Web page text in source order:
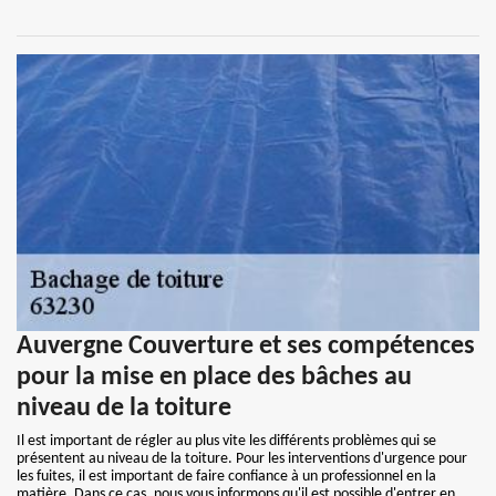
Auvergne Couverture et ses compétences
pour la mise en place des bâches au
niveau de la toiture
Il est important de régler au plus vite les différents problèmes qui se
présentent au niveau de la toiture. Pour les interventions d'urgence pour
les fuites, il est important de faire confiance à un professionnel en la